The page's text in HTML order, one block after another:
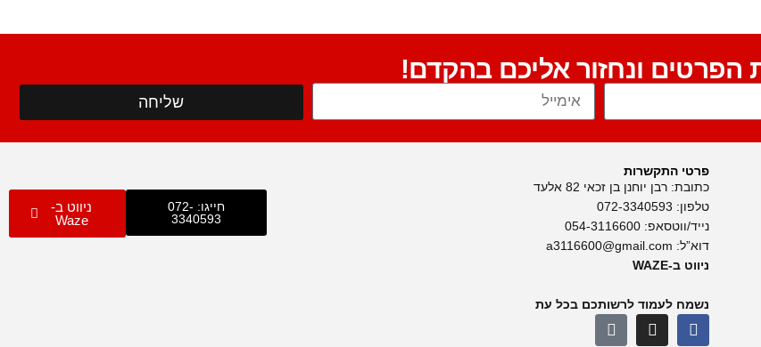
הפרטים ונחזור אליכם בהקדם!
שליחה
פרטי התקשרות
כתובת: רבן יוחנן בן זכאי 82 אלעד
טלפון: 072-3340593
נייד/ווטסאפ: 054-3116600
דוא”ל: a3116600@gmail.com
ניווט ב-WAZE
נשמח לעמוד לרשותכם בכל עת
חייגו: 072-
3340593
ניווט ב-
Waze